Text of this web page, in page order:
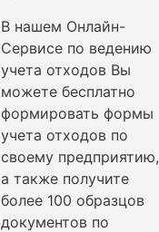
В нашем Онлайн-
Сервисе по ведению
учета отходов Вы
можете бесплатно
формировать формы
учета отходов по
своему предприятию,
а также получите
более 100 образцов
документов по